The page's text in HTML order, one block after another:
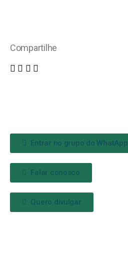
Compartilhe
Entrar no grupo do WhatApp
Falar conosco
Quero divulgar